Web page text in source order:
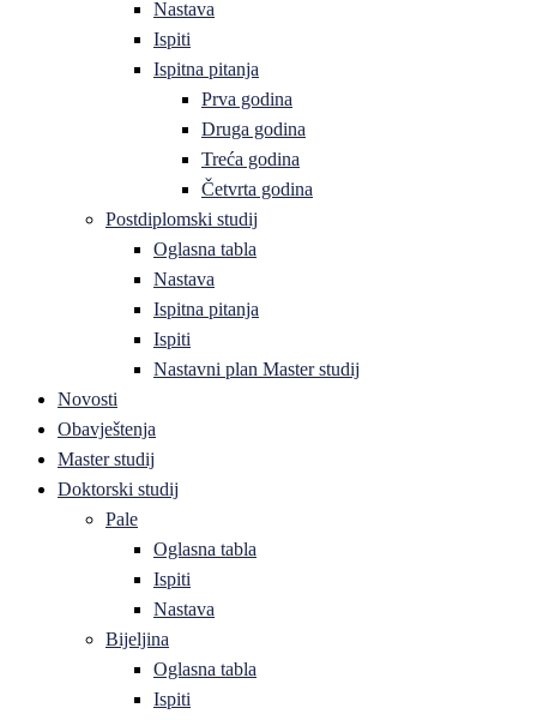
Nastava
Ispiti
Ispitna pitanja
Prva godina
Druga godina
Treća godina
Četvrta godina
Postdiplomski studij
Oglasna tabla
Nastava
Ispitna pitanja
Ispiti
Nastavni plan Master studij
Novosti
Obavještenja
Master studij
Doktorski studij
Pale
Oglasna tabla
Ispiti
Nastava
Bijeljina
Oglasna tabla
Ispiti